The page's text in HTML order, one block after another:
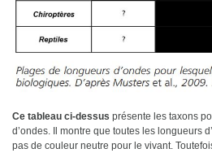
Ce tableau ci-dessus présente les taxons
d’ondes. Il montre que toutes les longueurs
pas de couleur neutre pour le vivant.